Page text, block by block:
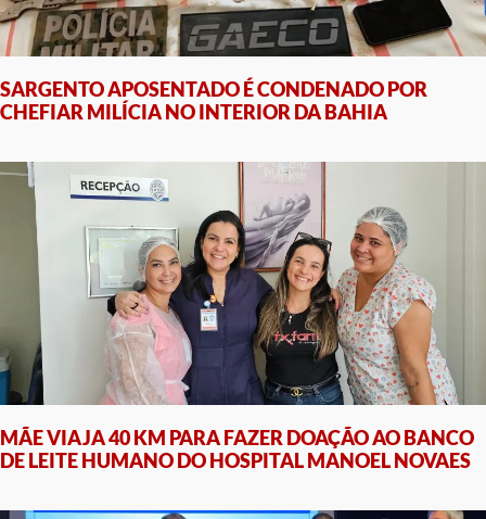
SARGENTO APOSENTADO É CONDENADO POR
CHEFIAR MILÍCIA NO INTERIOR DA BAHIA
MÃE VIAJA 40 KM PARA FAZER DOAÇÃO AO BANCO
DE LEITE HUMANO DO HOSPITAL MANOEL NOVAES